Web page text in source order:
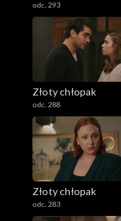
odc. 293
Złoty chłopak
odc. 288
Złoty chłopak
odc. 283